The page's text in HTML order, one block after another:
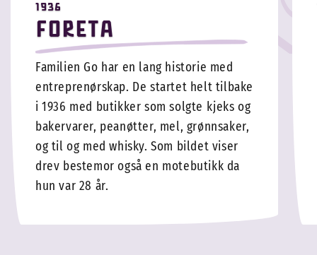
1936
Foreta
Familien Go har en lang historie med
entreprenørskap. De startet helt tilbake
i 1936 med butikker som solgte kjeks og
bakervarer, peanøtter, mel, grønnsaker,
og til og med whisky. Som bildet viser
drev bestemor også en motebutikk da
hun var 28 år.